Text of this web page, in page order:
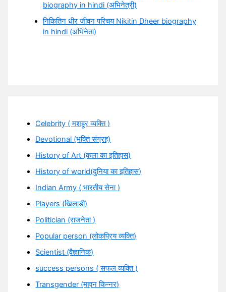
biography in hindi (अभिनेत्री)
निकितिन धीर जीवन परिचय Nikitin Dheer biography
in hindi (अभिनेता)
Celebrity ( मशहूर व्यक्ति )
Devotional (भक्ति संग्रह)
History of Art (कला का इतिहास)
History of world(दुनिया का इतिहास)
Indian Army ( भारतीय सेना )
Players (खिलाड़ी)
Politician (राजनेता )
Popular person (लोकप्रिय व्यक्ति)
Scientist (वैज्ञानिक)
success persons ( सफल व्यक्ति )
Transgender (महान किन्नर)